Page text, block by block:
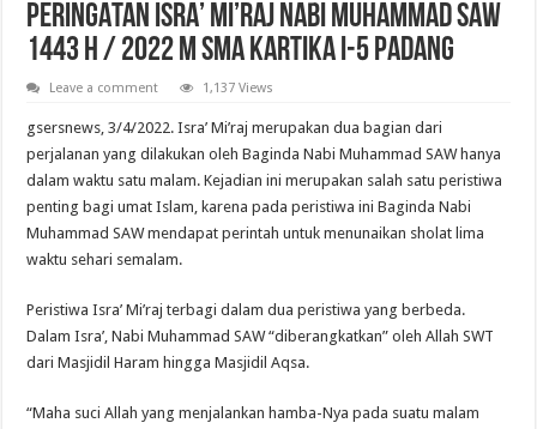
PERINGATAN ISRA’ MI’RAJ NABI MUHAMMAD SAW
1443 H / 2022 M SMA KARTIKA I-5 PADANG
Leave a comment 1,137 Views
gsersnews, 3/4/2022. Isra’ Mi’raj merupakan dua bagian dari
perjalanan yang dilakukan oleh Baginda Nabi Muhammad SAW hanya
dalam waktu satu malam. Kejadian ini merupakan salah satu peristiwa
penting bagi umat Islam, karena pada peristiwa ini Baginda Nabi
Muhammad SAW mendapat perintah untuk menunaikan sholat lima
waktu sehari semalam.
Peristiwa Isra’ Mi’raj terbagi dalam dua peristiwa yang berbeda.
Dalam Isra’, Nabi Muhammad SAW “diberangkatkan” oleh Allah SWT
dari Masjidil Haram hingga Masjidil Aqsa.
“Maha suci Allah yang menjalankan hamba-Nya pada suatu malam